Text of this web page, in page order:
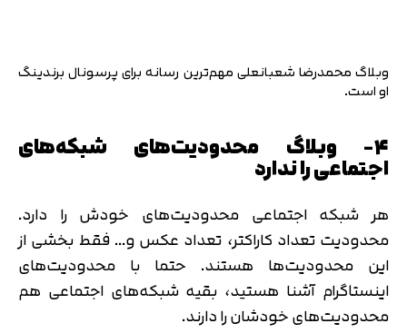
وبلاگ محمدرضا شعبانعلی مهم‌ترین رسانه برای پرسونال برندینگ
او است.
۴- وبلاگ محدودیت‌های شبکه‌های
اجتماعی را ندارد
هر شبکه اجتماعی محدودیت‌های خودش را دارد.
محدودیت تعداد کاراکتر، تعداد عکس و… فقط بخشی از
این محدودیت‌ها هستند. حتما با محدودیت‌های
اینستاگرام آشنا هستید، بقیه شبکه‌های اجتماعی هم
محدودیت‌های خودشان را دارند.